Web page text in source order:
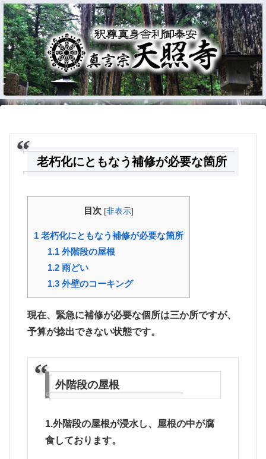
老朽化にともなう補修が必要な箇所
目次 [非表示]
1老朽化にともなう補修が必要な箇所
1.1外階段の屋根
1.2雨どい
1.3外壁のコーキング
現在、緊急に補修が必要な個所は三か所ですが、
予算が捻出できない状態です。
外階段の屋根
1.外階段の屋根が浸水し、屋根の中が腐
食しております。